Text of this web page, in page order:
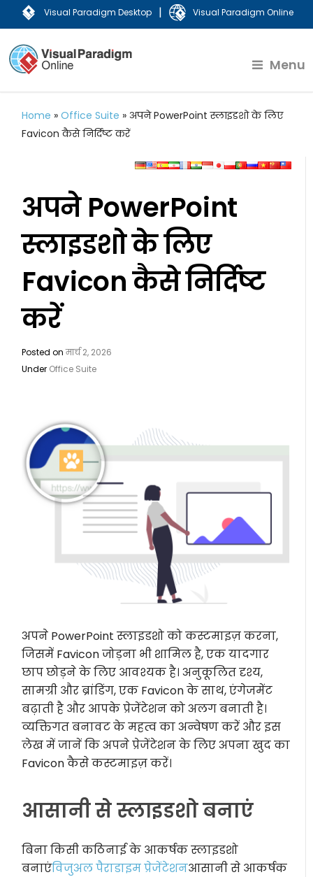
Visual Paradigm Desktop | Visual Paradigm Online
Menu
Home »Office Suite » अपने PowerPoint स्लाइडशो के लिए
Favicon कैसे निर्दिष्ट करें
अपने PowerPoint
स्लाइडशो के लिए
Favicon कैसे निर्दिष्ट
करें
Posted onमार्च 2, 2026
Under Office Suite
अपने PowerPoint स्लाइडशो को कस्टमाइज़ करना,
जिसमें Favicon जोड़ना भी शामिल है, एक यादगार
छाप छोड़ने के लिए आवश्यक है। अनुकूलित दृश्य,
सामग्री और ब्रांडिंग, एक Favicon के साथ, एंगेजमेंट
बढ़ाती है और आपके प्रेजेंटेशन को अलग बनाती है।
व्यक्तिगत बनावट के महत्व का अन्वेषण करें और इस
लेख में जानें कि अपने प्रेजेंटेशन के लिए अपना खुद का
Favicon कैसे कस्टमाइज़ करें।
आसानी से स्लाइडशो बनाएं
बिना किसी कठिनाई के आकर्षक स्लाइडशो
बनाएंविजुअल पैराडाइम प्रेजेंटेशनआसानी से आकर्षक